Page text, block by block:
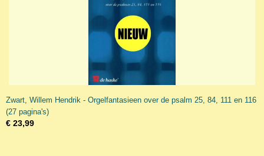
Zwart, Willem Hendrik - Orgelfantasieen over de psalm 25, 84, 111 en 116
(27 pagina's)
€ 23,99